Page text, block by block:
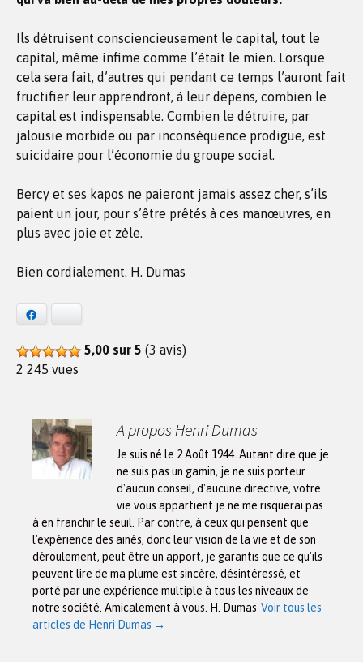
Ils détruisent consciencieusement le capital, tout le
capital, même infime comme l’était le mien. Lorsque
cela sera fait, d’autres qui pendant ce temps l’auront fait
fructifier leur apprendront, à leur dépens, combien le
capital est indispensable. Combien le détruire, par
jalousie morbide ou par inconséquence prodigue, est
suicidaire pour l’économie du groupe social.
Bercy et ses kapos ne paieront jamais assez cher, s’ils
paient un jour, pour s’être prêtés à ces manœuvres, en
plus avec joie et zèle.
Bien cordialement. H. Dumas
5,00 sur 5 (3 avis)
2 245 vues
A propos Henri Dumas
Je suis né le 2 Août 1944. Autant dire que je
ne suis pas un gamin, je ne suis porteur
d'aucun conseil, d'aucune directive, votre
vie vous appartient je ne me risquerai pas
à en franchir le seuil. Par contre, à ceux qui pensent que
l'expérience des ainés, donc leur vision de la vie et de son
déroulement, peut être un apport, je garantis que ce qu'ils
peuvent lire de ma plume est sincère, désintéressé, et
porté par une expérience multiple à tous les niveaux de
notre société. Amicalement à vous. H. Dumas Voir tous les
articles de Henri Dumas →